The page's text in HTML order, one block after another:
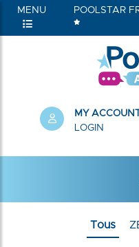
MENU POOLSTAR
MY ACCOUNT
LOGIN
Tous